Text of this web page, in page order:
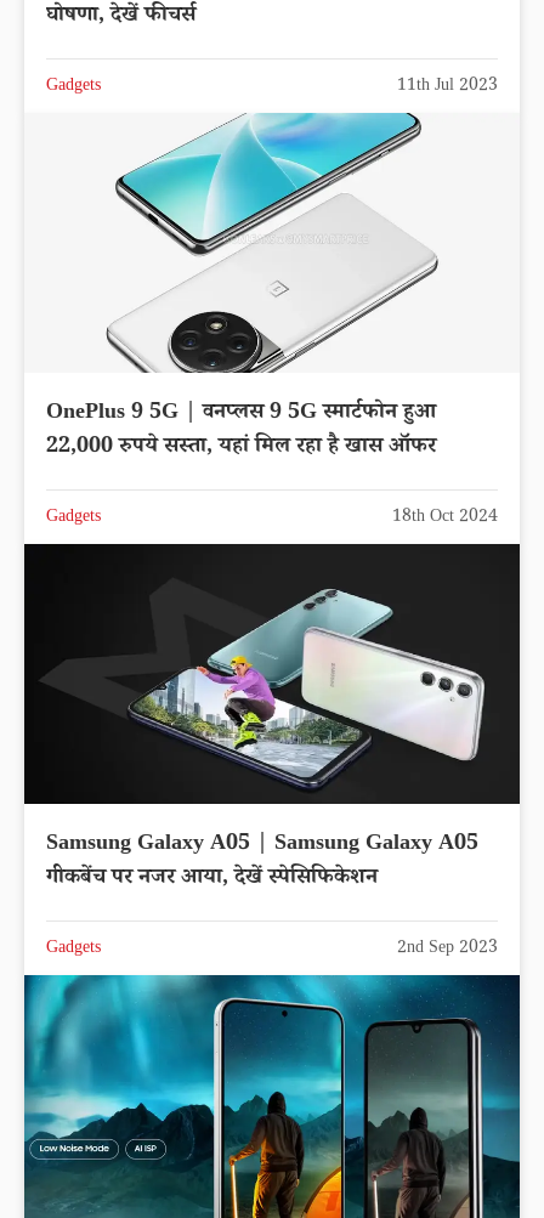
घोषणा, देखें फीचर्स
Gadgets 11th Jul 2023
OnePlus 9 5G | वनप्लस 9 5G स्मार्टफोन हुआ
22,000 रुपये सस्ता, यहां मिल रहा है खास ऑफर
Gadgets 18th Oct 2024
Samsung Galaxy A05 | Samsung Galaxy A05
गीकबेंच पर नजर आया, देखें स्पेसिफिकेशन
Gadgets 2nd Sep 2023